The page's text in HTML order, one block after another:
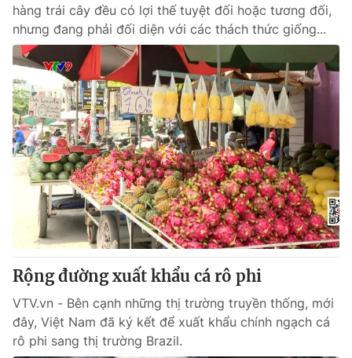
hàng trái cây đều có lợi thế tuyệt đối hoặc tương đối,
nhưng đang phải đối diện với các thách thức giống...
Rộng đường xuất khẩu cá rô phi
VTV.vn - Bên cạnh những thị trường truyền thống, mới
đây, Việt Nam đã ký kết để xuất khẩu chính ngạch cá
rô phi sang thị trường Brazil.